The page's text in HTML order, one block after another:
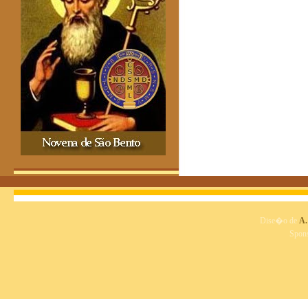
Dise�o de